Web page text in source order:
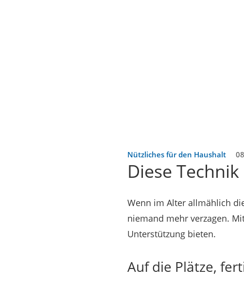
Nützliches für den Haushalt
Diese
Wenn im Alter allmählich
niemand mehr verzagen.
Unterstützung bieten.
Auf die Plätze,